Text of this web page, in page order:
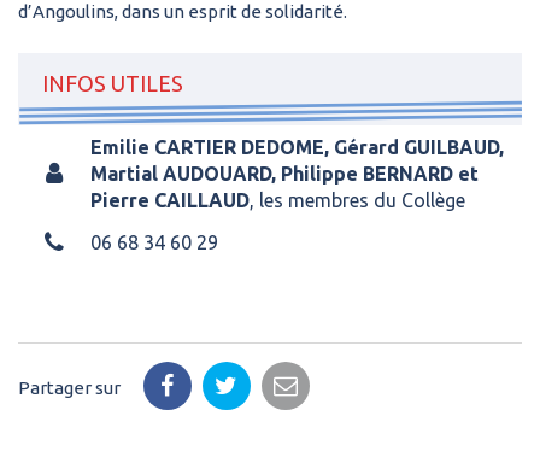
d’Angoulins, dans un esprit de solidarité.
INFOS UTILES
Emilie CARTIER DEDOME, Gérard GUILBAUD,
Martial AUDOUARD, Philippe BERNARD et
Pierre CAILLAUD, les membres du Collège
06 68 34 60 29
Partager sur